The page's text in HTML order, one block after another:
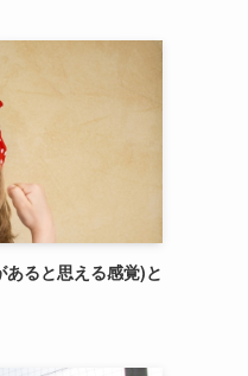
あると思える感覚)と